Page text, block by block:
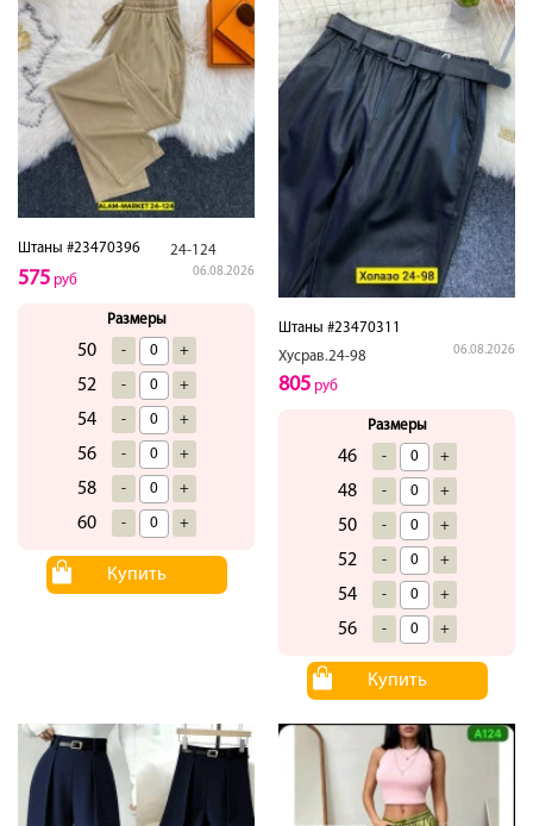
Штаны #23470396 24-124
06.08.2026
575 руб
Размеры
50 - +
52 - +
54 - +
56 - +
58 - +
60 - +
Купить
Штаны #23470311
Хусрав.24-98
06.08.2026
805 руб
Размеры
46 - +
48 - +
50 - +
52 - +
54 - +
56 - +
Купить